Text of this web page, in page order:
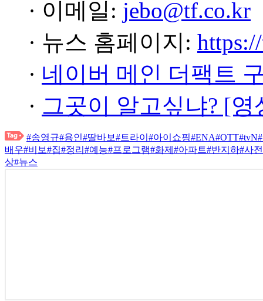
· 이메일: jebo@tf.co.kr
· 뉴스 홈페이지:
· 네이버 메인 더팩트
· 그곳이 알고싶냐? [
#송영규#용인#딸바보#트라이 #아이쇼핑#ENA#OTT#tvN
배우#비보#집#정리 #예능#프로그램#화제 #아파트#반지하#사
상#뉴스